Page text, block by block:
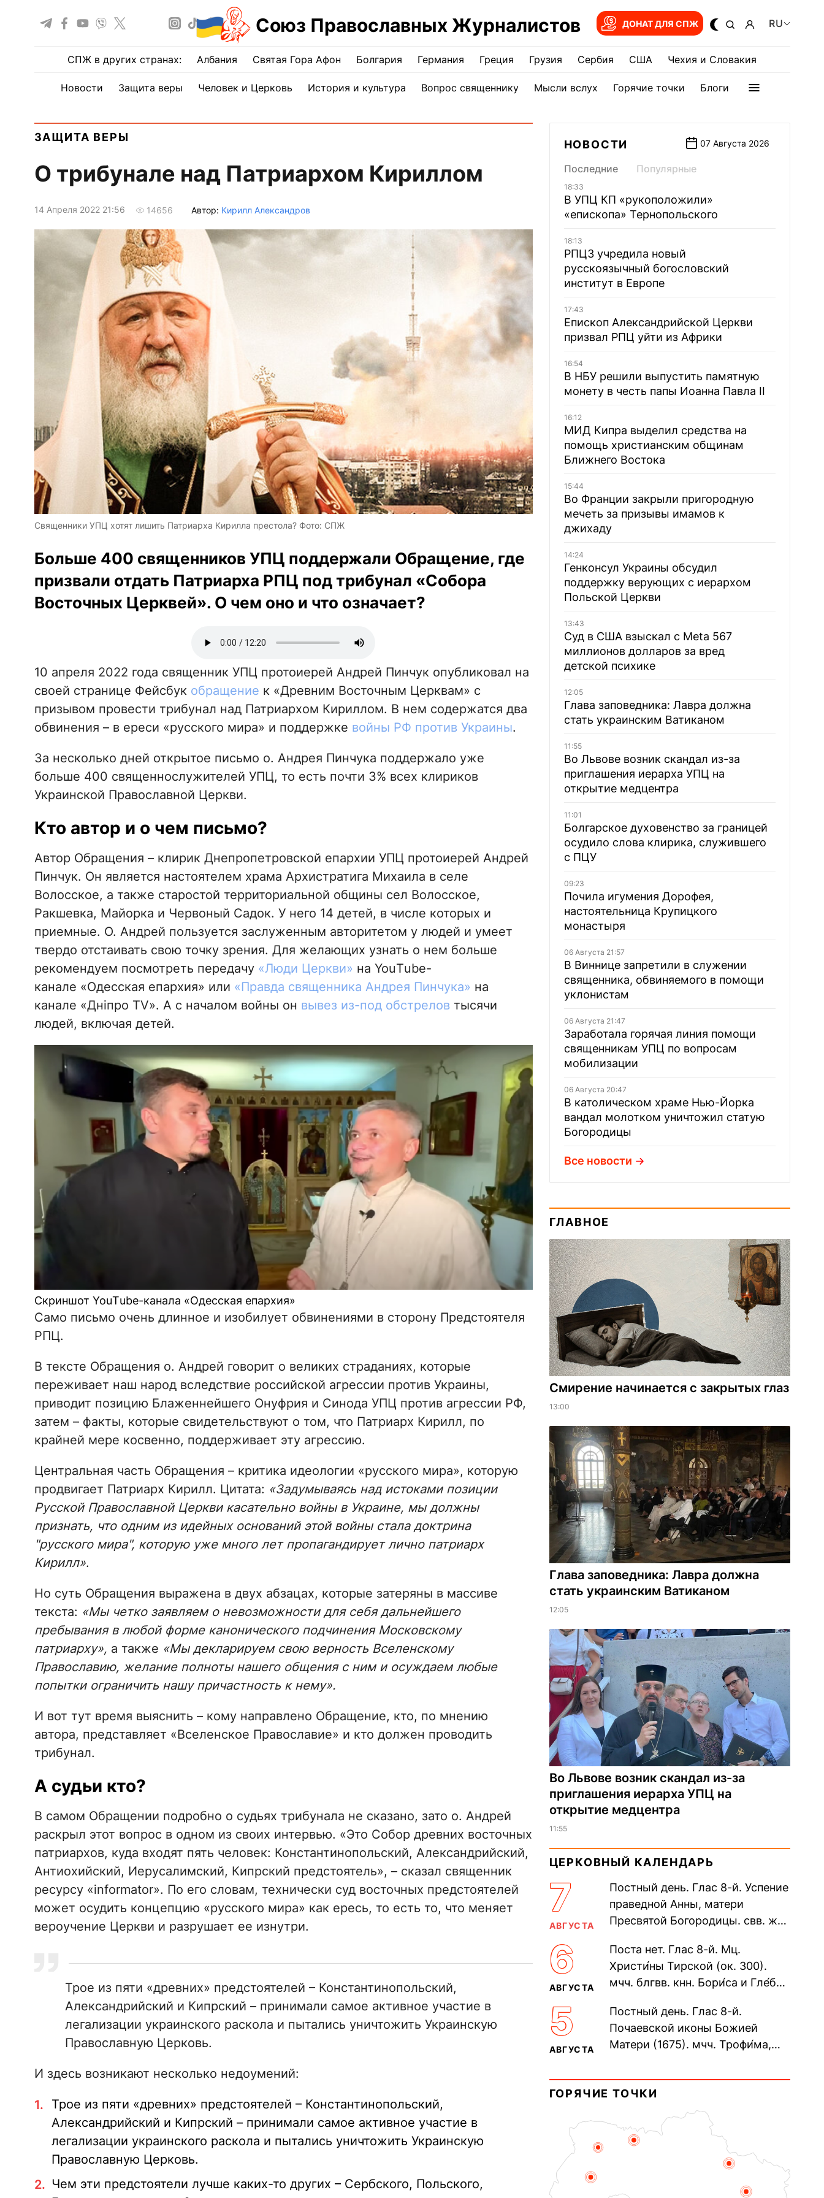
Союз Православных Журналистов ДОНАТ ДЛЯ СПЖ RU
СПЖ в других странах: Албания Святая Гора Афон Болгария Германия Греция Грузия Сербия США Чехия и Словакия
Новости Защита веры Человек и Церковь История и культура Вопрос священнику Мысли вслух Горячие точки Блоги
ЗАЩИТА ВЕРЫ
О трибунале над Патриархом Кириллом
14 Апреля 2022 21:56 14656 Автор: Кирилл Александров
Священники УПЦ хотят лишить Патриарха Кирилла престола? Фото: СПЖ
Больше 400 священников УПЦ поддержали Обращение, где
призвали отдать Патриарха РПЦ под трибунал «Собора
Восточных Церквей». О чем оно и что означает?
10 апреля 2022 года священник УПЦ протоиерей Андрей Пинчук опубликовал на
своей странице Фейсбук обращение к «Древним Восточным Церквам» с
призывом провести трибунал над Патриархом Кириллом. В нем содержатся два
обвинения – в ереси «русского мира» и поддержке войны РФ против Украины.
За несколько дней открытое письмо о. Андрея Пинчука поддержало уже
больше 400 священнослужителей УПЦ, то есть почти 3% всех клириков
Украинской Православной Церкви.
Кто автор и о чем письмо?
Автор Обращения – клирик Днепропетровской епархии УПЦ протоиерей Андрей
Пинчук. Он является настоятелем храма Архистратига Михаила в селе
Волосское, а также старостой территориальной общины сел Волосское,
Ракшевка, Майорка и Червоный Садок. У него 14 детей, в числе которых и
приемные. О. Андрей пользуется заслуженным авторитетом у людей и умеет
твердо отстаивать свою точку зрения. Для желающих узнать о нем больше
рекомендуем посмотреть передачу «Люди Церкви» на YouТube-
канале «Одесская епархия» или «Правда священника Андрея Пинчука» на
канале «Дніпро TV». А с началом войны он вывез из-под обстрелов тысячи
людей, включая детей.
Скриншот YouТube-канала «Одесская епархия»
Само письмо очень длинное и изобилует обвинениями в сторону Предстоятеля
РПЦ.
В тексте Обращения о. Андрей говорит о великих страданиях, которые
переживает наш народ вследствие российской агрессии против Украины,
приводит позицию Блаженнейшего Онуфрия и Синода УПЦ против агрессии РФ,
затем – факты, которые свидетельствуют о том, что Патриарх Кирилл, по
крайней мере косвенно, поддерживает эту агрессию.
Центральная часть Обращения – критика идеологии «русского мира», которую
продвигает Патриарх Кирилл. Цитата: «Задумываясь над истоками позиции
Русской Православной Церкви касательно войны в Украине, мы должны
признать, что одним из идейных оснований этой войны стала доктрина
"русского мира", которую уже много лет пропагандирует лично патриарх
Кирилл».
Но суть Обращения выражена в двух абзацах, которые затеряны в массиве
текста: «Мы четко заявляем о невозможности для себя дальнейшего
пребывания в любой форме канонического подчинения Московскому
патриарху», а также «Мы декларируем свою верность Вселенскому
Православию, желание полноты нашего общения с ним и осуждаем любые
попытки ограничить нашу причастность к нему».
И вот тут время выяснить – кому направлено Обращение, кто, по мнению
автора, представляет «Вселенское Православие» и кто должен проводить
трибунал.
А судьи кто?
В самом Обращении подробно о судьях трибунала не сказано, зато о. Андрей
раскрыл этот вопрос в одном из своих интервью. «Это Собор древних восточных
патриархов, куда входят пять человек: Константинопольский, Александрийский,
Антиохийский, Иерусалимский, Кипрский предстоятель», – сказал священник
ресурсу «informator». По его словам, технически суд восточных предстоятелей
может осудить концепцию «русского мира» как ересь, то есть то, что меняет
вероучение Церкви и разрушает ее изнутри.
Трое из пяти «древних» предстоятелей – Константинопольский,
Александрийский и Кипрский – принимали самое активное участие в
легализации украинского раскола и пытались уничтожить Украинскую
Православную Церковь.
И здесь возникают несколько недоумений:
Трое из пяти «древних» предстоятелей – Константинопольский,
Александрийский и Кипрский – принимали самое активное участие в
легализации украинского раскола и пытались уничтожить Украинскую
Православную Церковь.
Чем эти предстоятели лучше каких-то других – Сербского, Польского,
НОВОСТИ 07 Августа 2026
Последние Популярные
18:33
В УПЦ КП «рукоположили»
«епископа» Тернопольского
18:13
РПЦЗ учредила новый
русскоязычный богословский
институт в Европе
17:43
Епископ Александрийской Церкви
призвал РПЦ уйти из Африки
16:54
В НБУ решили выпустить памятную
монету в честь папы Иоанна Павла II
16:12
МИД Кипра выделил средства на
помощь христианским общинам
Ближнего Востока
15:44
Во Франции закрыли пригородную
мечеть за призывы имамов к
джихаду
14:24
Генконсул Украины обсудил
поддержку верующих с иерархом
Польской Церкви
13:43
Суд в США взыскал с Meta 567
миллионов долларов за вред
детской психике
12:05
Глава заповедника: Лавра должна
стать украинским Ватиканом
11:55
Во Львове возник скандал из-за
приглашения иерарха УПЦ на
открытие медцентра
11:01
Болгарское духовенство за границей
осудило слова клирика, служившего
с ПЦУ
09:23
Почила игумения Дорофея,
настоятельница Крупицкого
монастыря
06 Августа 21:57
В Виннице запретили в служении
священника, обвиняемого в помощи
уклонистам
06 Августа 21:47
Заработала горячая линия помощи
священникам УПЦ по вопросам
мобилизации
06 Августа 20:47
В католическом храме Нью-Йорка
вандал молотком уничтожил статую
Богородицы
Все новости
ГЛАВНОЕ
Смирение начинается с закрытых глаз
13:00
Глава заповедника: Лавра должна
стать украинским Ватиканом
12:05
Во Львове возник скандал из-за
приглашения иерарха УПЦ на
открытие медцентра
11:55
ЦЕРКОВНЫЙ КАЛЕНДАРЬ
7
АВГУСТА
Постный день. Глас 8-й. Успение
праведной Анны, матери
Пресвятой Богородицы. свв. жен
прп. Евпракси́и девы,...
6
АВГУСТА
Поста нет. Глас 8-й. Мц.
Христи́ны Тирской (ок. 300).
мчч. блгвв. кнн. Бори́са и Гле́ба,
Дави́да (1015). Прп....
5
АВГУСТА
Постный день. Глас 8-й.
Почаевской иконы Божией
Матери (1675). мчч. Трофи́ма,
мучеников (284–305). прав.
воина Фео́дора...
ГОРЯЧИЕ ТОЧКИ